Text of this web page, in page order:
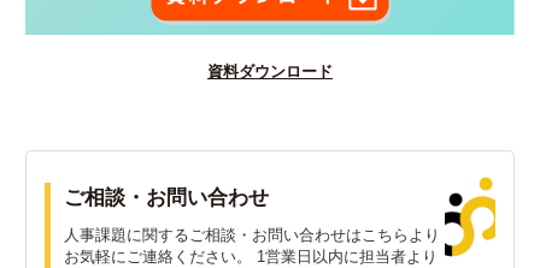
資料ダウンロード
ご相談・お問い合わせ
人事課題に関するご相談・お問い合わせはこちらより
お気軽にご連絡ください。 1営業日以内に担当者より